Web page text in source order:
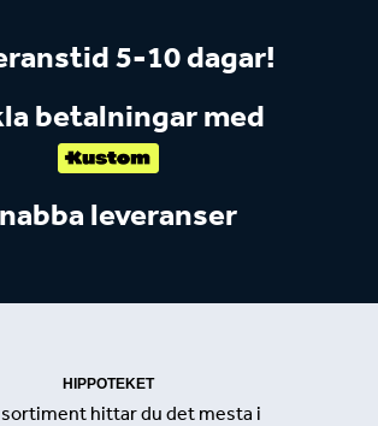
5-10 dagar!
betalningar med
leveranser
HIPPOTEKET
sortiment hittar du det mesta i